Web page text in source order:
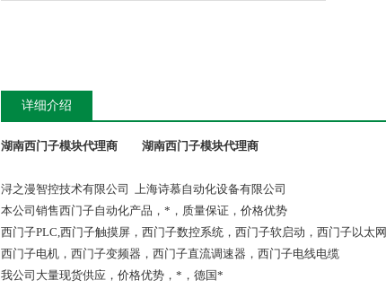
详细介绍
湖南西门子模块代理商 湖南西门子模块代理商
浔之漫智控技术有限公司 上海诗慕自动化设备有限公司
本公司销售西门子自动化产品，*，质量保证，价格优势
西门子PLC,西门子触摸屏，西门子数控系统，西门子软启动，西门子以太网
西门子电机，西门子变频器，西门子直流调速器，西门子电线电缆
我公司大量现货供应，价格优势，*，德国*